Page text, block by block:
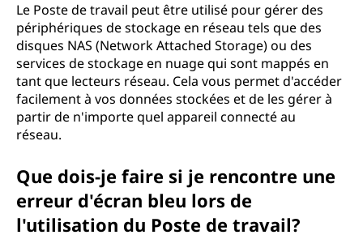
Le Poste de travail peut être utilisé pour gérer des
périphériques de stockage en réseau tels que des
disques NAS (Network Attached Storage) ou des
services de stockage en nuage qui sont mappés en
tant que lecteurs réseau. Cela vous permet d'accéder
facilement à vos données stockées et de les gérer à
partir de n'importe quel appareil connecté au
réseau.
Que dois-je faire si je rencontre une
erreur d'écran bleu lors de
l'utilisation du Poste de travail?